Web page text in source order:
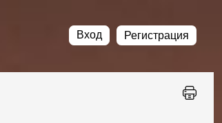
Вход Регистрация